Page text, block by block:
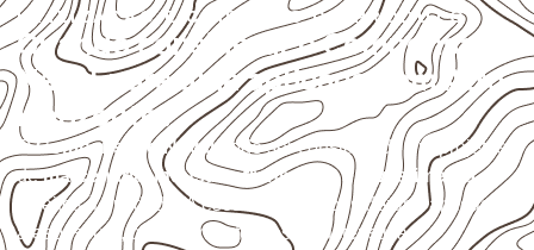
UTILIZAÇÃO E CUIDADOS DO PRODUTO
Quando considerar o Compensado
Naval para uma aplicação em Alto
Horizonte?
OCompensado Navalpode ser considerado em projetos
demarcenaria, indústria, transporte e revestimento
sujeitos à umidade. A escolha deve considerar a aplicação,
a espessura, o acabamento e as características